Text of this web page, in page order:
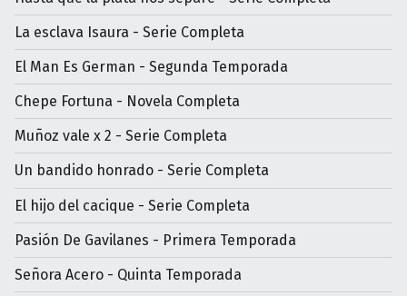
La esclava Isaura - Serie Completa
El Man Es German - Segunda Temporada
Chepe Fortuna - Novela Completa
Muñoz vale x 2 - Serie Completa
Un bandido honrado - Serie Completa
El hijo del cacique - Serie Completa
Pasión De Gavilanes - Primera Temporada
Señora Acero - Quinta Temporada